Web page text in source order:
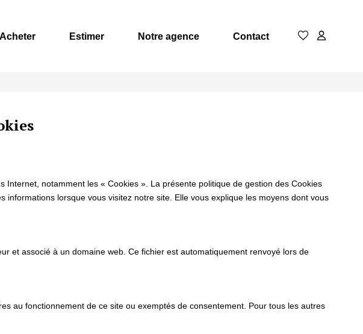
Acheter Estimer Notre agence Contact
notamment les « Cookies ». La présente politique de gestion des Cookies
lorsque vous visitez notre site. Elle vous explique les moyens dont vous
et associé à un domaine web. Ce fichier est automatiquement renvoyé lors de
au fonctionnement de ce site ou exemptés de consentement. Pour tous les autres